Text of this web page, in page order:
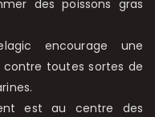
des poissons gras
encourage une
toutes sortes de
est au centre des